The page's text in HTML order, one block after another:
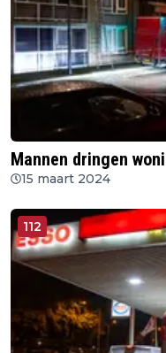
Mannen dringen
15 maart 2024
112